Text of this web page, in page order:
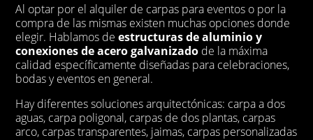
Al optar por el alquiler de carpas para eventos o por la
compra de las mismas existen muchas opciones donde
elegir. Hablamos deestructuras de aluminio y
conexiones de acero galvanizado de la máxima
calidad específicamente diseñadas para celebraciones,
bodas y eventos en general.
Hay diferentes soluciones arquitectónicas: carpa a dos
aguas, carpa poligonal, carpas de dos plantas, carpas
arco, carpas transparentes, jaimas, carpas personalizadas